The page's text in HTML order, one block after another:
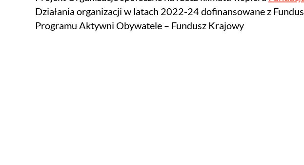
Działania organizacji w latach 2022-24 dofinansowane z
Programu Aktywni Obywatele – Fundusz Krajowy